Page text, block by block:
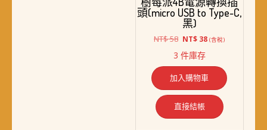
頭(micro USB to Type-C,
黑)
NT$58 原
價
NT$ 58。
NT$ 38目
格：
NT$ 38。
(含稅)
3 件庫存
加入購物車
直接結帳